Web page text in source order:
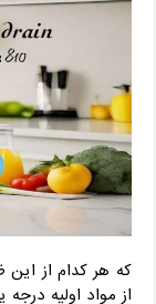
که هر کدام از
از مواد اولیه